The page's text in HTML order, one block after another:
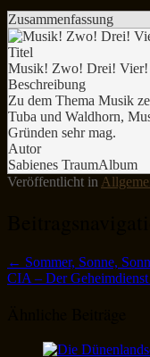
Zusammenfassung
Titel
Musik! Zwo! Drei! Vier!
Beschreibung
Zu dem Thema Musik
Tuba und Waldhorn,
Gründen sehr mag.
Autor
Sabienes TraumAlbum
Veröffentlicht in
← Sommer, Sonne,
CIA – Der